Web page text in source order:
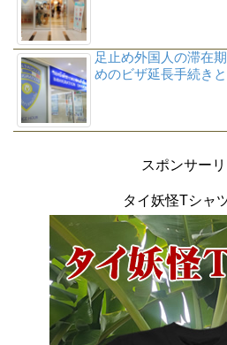
足止め外国人の滞在
めのビザ延長手続き
スポンサー
タイ妖怪Tシャ